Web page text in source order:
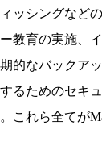
ッシングなど
教育の実施、
的なバックア
るためのセキ
これら全てが